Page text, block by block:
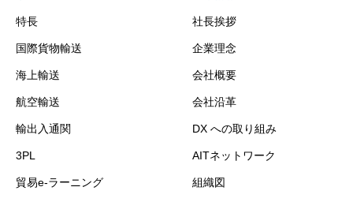
特長
国際貨物輸送
海上輸送
航空輸送
輸出入通関
3PL
貿易e-ラーニング
社長挨拶
企業理念
会社概要
会社沿革
DX への取り組み
AITネットワーク
組織図